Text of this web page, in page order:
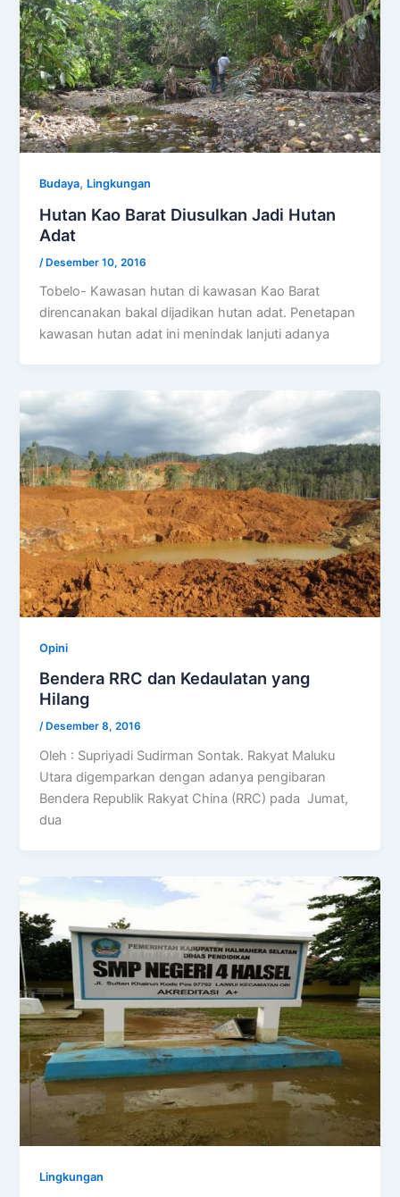
Budaya, Lingkungan
Hutan Kao Barat Diusulkan Jadi Hutan
Adat
/Desember 10, 2016
Tobelo- Kawasan hutan di kawasan Kao Barat
direncanakan bakal dijadikan hutan adat. Penetapan
kawasan hutan adat ini menindak lanjuti adanya
Opini
Bendera RRC dan Kedaulatan yang
Hilang
/ Desember 8, 2016
Oleh : Supriyadi Sudirman Sontak. Rakyat Maluku
Utara digemparkan dengan adanya pengibaran
Bendera Republik Rakyat China (RRC) pada Jumat,
dua
Lingkungan